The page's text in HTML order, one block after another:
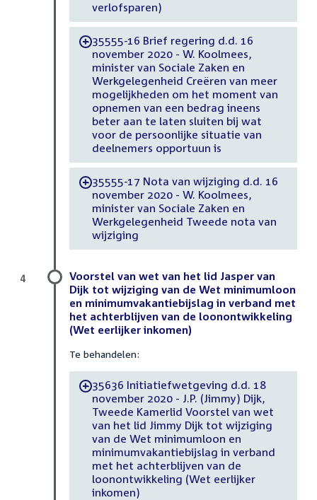
verlofsparen)
-35555-16 Brief regering d.d. 16
november 2020 - W. Koolmees,
minister van Sociale Zaken en
Werkgelegenheid Creëren van meer
mogelijkheden om het moment van
opnemen van een bedrag ineens
beter aan te laten sluiten bij wat
voor de persoonlijke situatie van
deelnemers opportuun is
-35555-17 Nota van wijziging d.d. 16
november 2020 - W. Koolmees,
minister van Sociale Zaken en
Werkgelegenheid Tweede nota van
wijziging
Voorstel van wet van het lid Jasper van
Dijk tot wijziging van de Wet minimumloon
en minimumvakantiebijslag in verband met
het achterblijven van de loonontwikkeling
(Wet eerlijker inkomen)
Te behandelen:
-35636 Initiatiefwetgeving d.d. 18
november 2020 - J.P. (Jimmy) Dijk,
Tweede Kamerlid Voorstel van wet
van het lid Jimmy Dijk tot wijziging
van de Wet minimumloon en
minimumvakantiebijslag in verband
met het achterblijven van de
loonontwikkeling (Wet eerlijker
inkomen)
4